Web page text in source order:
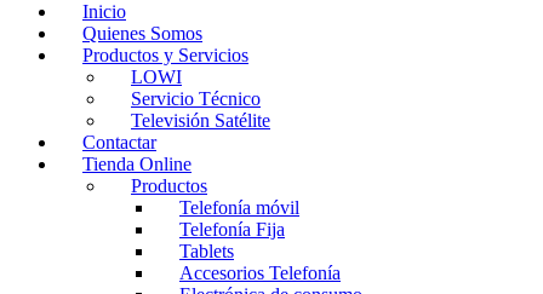
Inicio
Quienes Somos
Productos y Servicios
LOWI
Servicio Técnico
Televisión Satélite
Contactar
Tienda Online
Productos
Telefonía móvil
Telefonía Fija
Tablets
Accesorios Telefonía